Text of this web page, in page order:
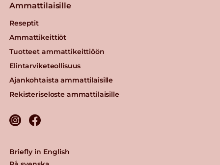
Ammattilaisille
Reseptit
Ammattikeittiöt
Tuotteet ammattikeittiöön
Elintarviketeollisuus
Ajankohtaista ammattilaisille
Rekisteriseloste ammattilaisille
Briefly in English